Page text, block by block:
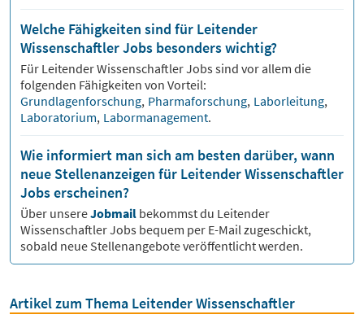
Welche Fähigkeiten sind für Leitender
Wissenschaftler Jobs besonders wichtig?
Für Leitender WissenschaftlerJobs sind vor allem die
folgenden Fähigkeiten von Vorteil:
Grundlagenforschung, Pharmaforschung, Laborleitung,
Laboratorium, Labormanagement.
Wie informiert man sich am besten darüber, wann
neue Stellenanzeigen für Leitender Wissenschaftler
Jobs erscheinen?
Über unsereJobmail bekommst du Leitender
WissenschaftlerJobs bequem per E-Mail zugeschickt,
sobald neue Stellenangebote veröffentlicht werden.
Artikel zum Thema Leitender Wissenschaftler